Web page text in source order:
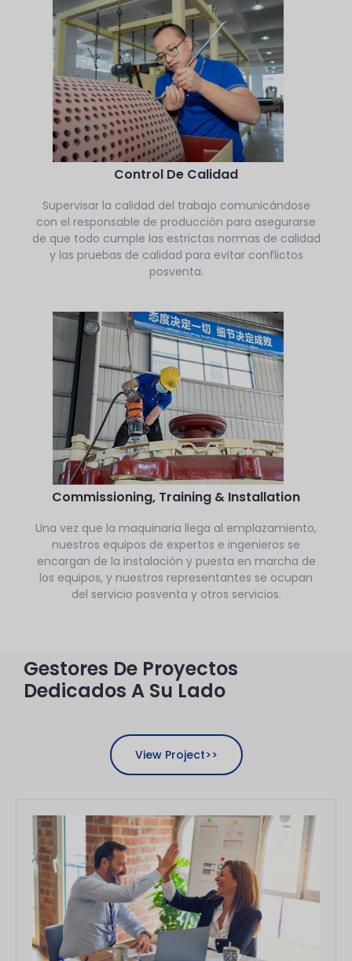
Control De Calidad
Supervisar la calidad del trabajo comunicándose
con el responsable de producción para asegurarse
de que todo cumple las estrictas normas de calidad
y las pruebas de calidad para evitar conflictos
posventa.
Commissioning, Training & Installation
Una vez que la maquinaria llega al emplazamiento,
nuestros equipos de expertos e ingenieros se
encargan de la instalación y puesta en marcha de
los equipos, y nuestros representantes se ocupan
del servicio posventa y otros servicios.
Gestores De Proyectos
Dedicados A Su Lado
View Project>>